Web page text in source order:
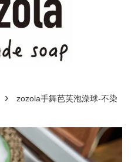
›
zozola手舞芭芙泡澡球-不染